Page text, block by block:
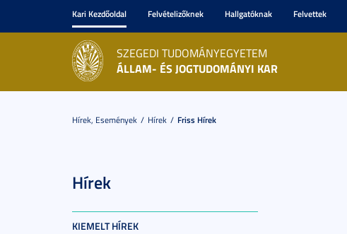
Kari Kezdőoldal Felvételizőknek Hallgatóknak Felvettek
SZEGEDI TUDOMÁNYEGYETEM
ÁLLAM- ÉS JOGTUDOMÁNYI KAR
Hírek, Események Hírek Friss Hírek
Hírek
KIEMELT HÍREK